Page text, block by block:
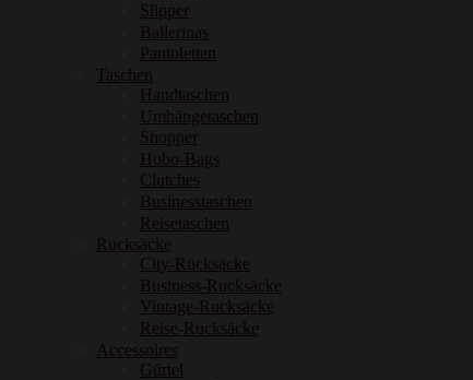
Slipper
Ballerinas
Pantoletten
Taschen
Handtaschen
Umhängetaschen
Shopper
Hobo-Bags
Clutches
Businesstaschen
Reisetaschen
Rucksäcke
City-Rucksäcke
Business-Rucksäcke
Vintage-Rucksäcke
Reise-Rucksäcke
Accessoires
Gürtel